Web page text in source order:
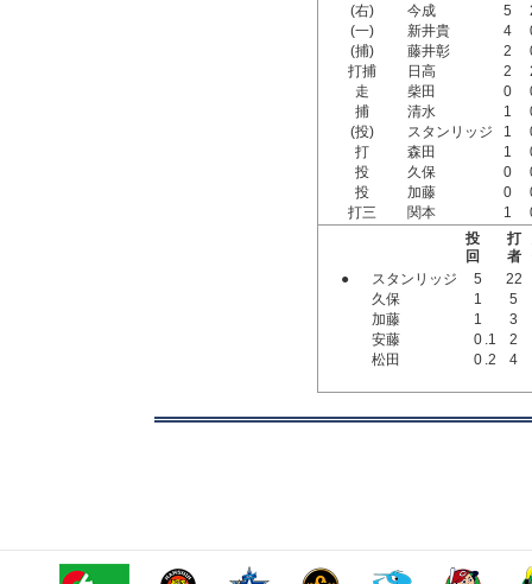
(右)
今成 5
(一)
新井貴 4
(捕)
藤井彰 2
打捕
日高 2
走
柴田 0
捕
清水 1
(投)
スタンリッジ 1
打
森田 1
投
久保 0
投
加藤 0
打三
関本 1
投
回
打
者
●
スタンリッジ 5
22
久保
1
5
加藤
1
3
安藤
0 .1
2
松田
0 .2 4